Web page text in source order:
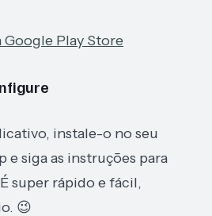
Google Play Store
instale-o no seu
e siga as instruções para
super rápido e fácil,
😉